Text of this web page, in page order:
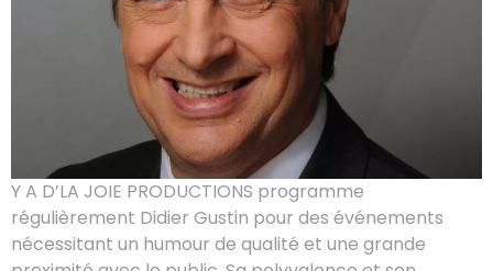
Y A D’LA JOIE PRODUCTIONS programme
régulièrement Didier Gustin pour des événements
nécessitant un humour de qualité et une grande